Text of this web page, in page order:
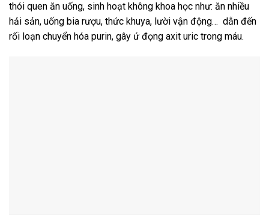
thói quen ăn uống, sinh hoạt không khoa học như: ăn nhiều
hải sản, uống bia rượu, thức khuya, lười vận động… dẫn đến
rối loạn chuyển hóa purin, gây ứ đọng axit uric trong máu.